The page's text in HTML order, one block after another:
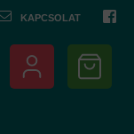
KAPCSOLAT